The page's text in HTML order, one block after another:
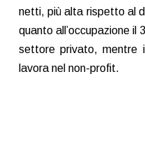
netti, più alta rispetto al
quanto all’occupazione il
settore privato, mentre
lavora nel non-profit.